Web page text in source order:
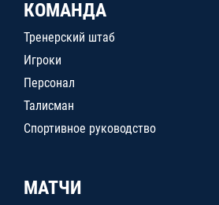
КОМАНДА
Тренерский штаб
Игроки
Персонал
Талисман
Спортивное руководство
МАТЧИ